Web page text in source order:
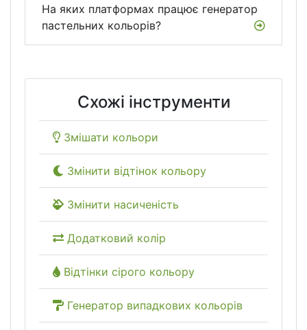
На яких платформах працює генератор
пастельних кольорів?
Схожі інструменти
Змішати кольори
Змінити відтінок кольору
Змінити насиченість
Додатковий колір
Відтінки сірого кольору
Генератор випадкових кольорів